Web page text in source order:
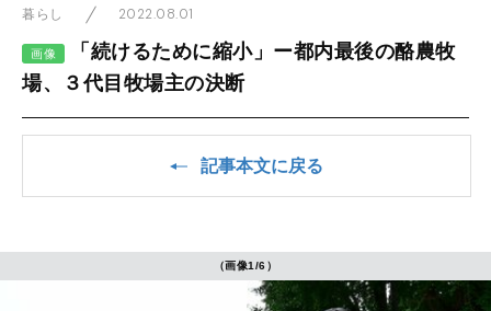
暮らし 2022.08.01
画像
「続けるために縮小」ー都内最後の酪農牧
場、３代目牧場主の決断
記事本文に戻る
（画像1/6）